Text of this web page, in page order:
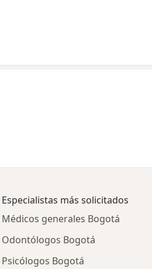
Especialistas más solicitados
Médicos generales Bogotá
Odontólogos Bogotá
Psicólogos Bogotá